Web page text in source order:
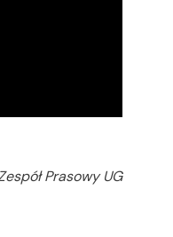
Prasowy UG